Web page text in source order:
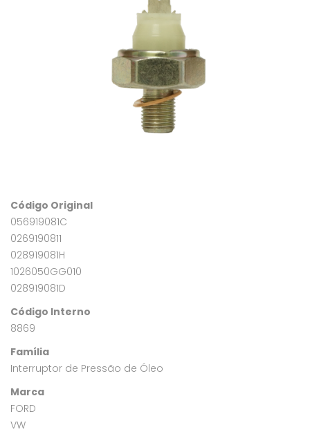
Código Original
056919081C
0269190811
028919081H
1026050GG010
028919081D
Código Interno
8869
Família
Interruptor de Pressão de Óleo
Marca
FORD
VW